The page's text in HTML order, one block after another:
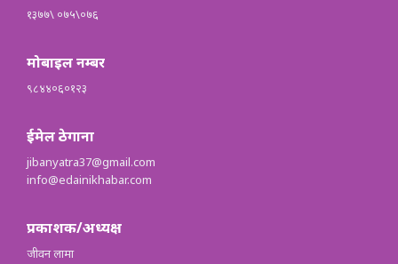
१३७७\ ०७५\०७६
मोबाइल नम्बर
९८४४०६०१२३
ईमेल ठेगाना
jibanyatra37@gmail.com
info@edainikhabar.com
प्रकाशक/अध्यक्ष
जीवन लामा